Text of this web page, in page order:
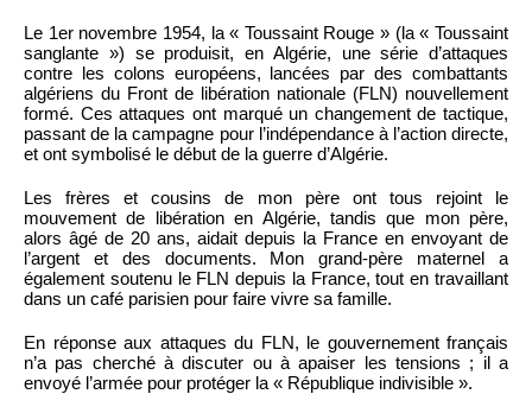
Le 1er novembre 1954, la « Toussaint Rouge » (la « Toussaint
sanglante ») se produisit, en Algérie, une série d’attaques
contre les colons européens, lancées par des combattants
algériens du Front de libération nationale (FLN) nouvellement
formé. Ces attaques ont marqué un changement de tactique,
passant de la campagne pour l’indépendance à l’action directe,
et ont symbolisé le début de la guerre d’Algérie.
Les frères et cousins de mon père ont tous rejoint le
mouvement de libération en Algérie, tandis que mon père,
alors âgé de 20 ans, aidait depuis la France en envoyant de
l’argent et des documents. Mon grand-père maternel a
également soutenu le FLN depuis la France, tout en travaillant
dans un café parisien pour faire vivre sa famille.
En réponse aux attaques du FLN, le gouvernement français
n’a pas cherché à discuter ou à apaiser les tensions ; il a
envoyé l’armée pour protéger la « République indivisible ».